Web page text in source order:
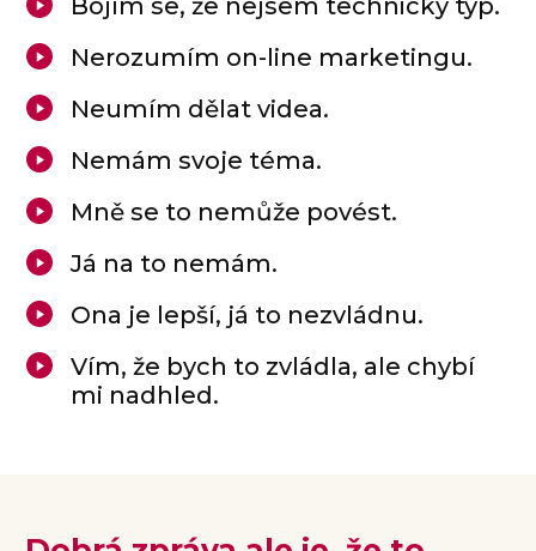
Bojím se, že nejsem technický typ.
Nerozumím on-line marketingu.
Neumím dělat videa.
Nemám svoje téma.
Mně se to nemůže povést.
Já na to nemám.
Ona je lepší, já to nezvládnu.
Vím, že bych to zvládla, ale chybí
mi nadhled.